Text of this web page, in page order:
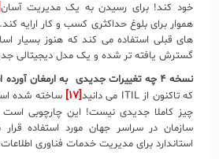
خود کند! برای رسیدن به یک مدیریت آسان
های قبلی استفاده می کند که هنوز بسیار
گسترش یافته تر شده و یک مدل دیجیتالی
نسخه ۴ چه تغییرات جدیدی
به ارمغان
که تاکنون از ITIL می دانید
[۱۷]
ساخته شده
سازمان در سراسر جهان مورد استفاده
استاندارد برای مدیریت خدمات فناوری